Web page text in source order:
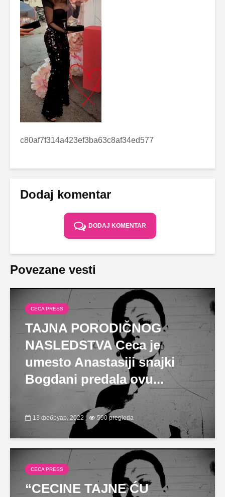
c80af7f314a423ef3ba63c8af34ed577
Dodaj komentar
DODAJ KOMENTAR
Povezane vesti
CECA PRESS
TAJNA PORODIČNOG
NASLEDSTVA Ceca je
umesto Anastasiji snajki
Bogdani predala ovu...
13 фебруар, 2022 590 pregleda
CECA PRESS
“CECINE TAJNE ĆU